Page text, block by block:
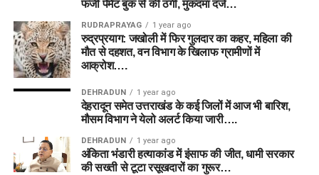
फर्जी पेमेंट बुक से की ठगी, मुकदमा दर्ज…
RUDRAPRAYAG 1 year ago
रुद्रप्रयाग: जखोली में फिर गुलदार का कहर, महिला की
मौत से दहशत, वन विभाग के खिलाफ ग्रामीणों में
आक्रोश….
DEHRADUN 1 year ago
देहरादून समेत उत्तराखंड के कई जिलों में आज भी बारिश,
मौसम विभाग ने येलो अलर्ट किया जारी….
DEHRADUN 1 year ago
अंकिता भंडारी हत्याकांड में इंसाफ की जीत, धामी सरकार
की सख्ती से टूटा रसूखदारों का गुरूर…